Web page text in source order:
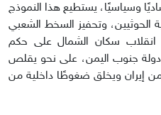
وسياسيًا، يستطيع هذا النموذج
الحوثيين، وتحفيز السخط الشعبي
سكان الشمال على حكم
دولة جنوب اليمن، على نحو يقلص
إيران ويخلق ضغوطًا داخلية من